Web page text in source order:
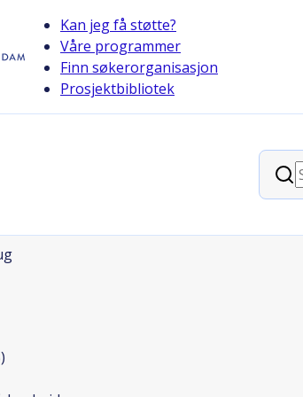
Kan jeg få støtte?
Våre programmer
Finn søkerorganisasjon
Prosjektbibliotek
Søk